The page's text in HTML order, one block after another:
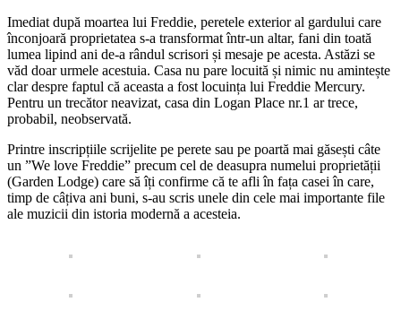
Imediat după moartea lui Freddie, peretele exterior al gardului care
înconjoară proprietatea s-a transformat într-un altar, fani din toată
lumea lipind ani de-a rândul scrisori și mesaje pe acesta. Astăzi se
văd doar urmele acestuia. Casa nu pare locuită și nimic nu amintește
clar despre faptul că aceasta a fost locuința lui Freddie Mercury.
Pentru un trecător neavizat, casa din Logan Place nr.1 ar trece,
probabil, neobservată.
Printre inscripțiile scrijelite pe perete sau pe poartă mai găsești câte
un ”We love Freddie” precum cel de deasupra numelui proprietății
(Garden Lodge) care să îți confirme că te afli în fața casei în care,
timp de câțiva ani buni, s-au scris unele din cele mai importante file
ale muzicii din istoria modernă a acesteia.